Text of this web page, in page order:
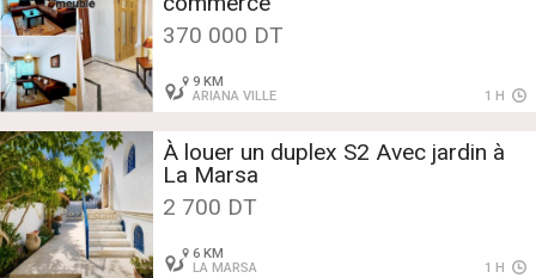
370 000 DT
9 KM
ARIANA VILLE
1 H
À louer un duplex S2 Avec jardin à
La Marsa
2 700 DT
6 KM
LA MARSA
1 H